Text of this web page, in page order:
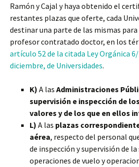
Ramón y Cajal y haya obtenido el
restantes plazas que oferte, cada
destinar una parte de las mismas
profesor contratado doctor, en los
artículo 52 de la citada Ley Orgánica 6/
diciembre, de Universidades.
K) A las Administraciones
supervisión e inspección de
valores y de los que en ellos
L) A las plazas
aérea, respecto del personal
de inspección y supervisión de
operaciones de vuelo y